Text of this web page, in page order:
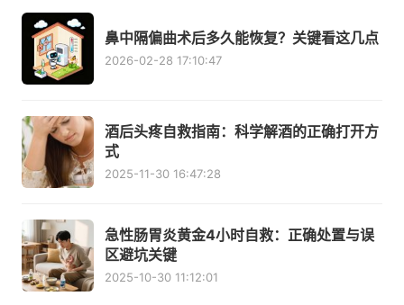
鼻中隔偏曲术后多久能恢复？关键看这几点
2026-02-28 17:10:47
酒后头疼自救指南：科学解酒的正确打开方
式
2025-11-30 16:47:28
急性肠胃炎黄金4小时自救：正确处置与误
区避坑关键
2025-10-30 11:12:01